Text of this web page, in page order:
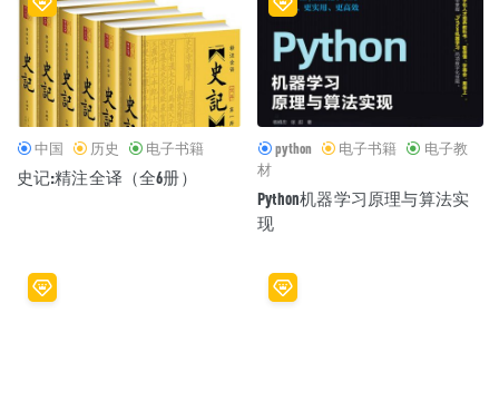
中国 历史 电子书籍
史记:精注全译（全6册）
python 电子书籍
电子教
材
Python机器学习原理与算法实
现